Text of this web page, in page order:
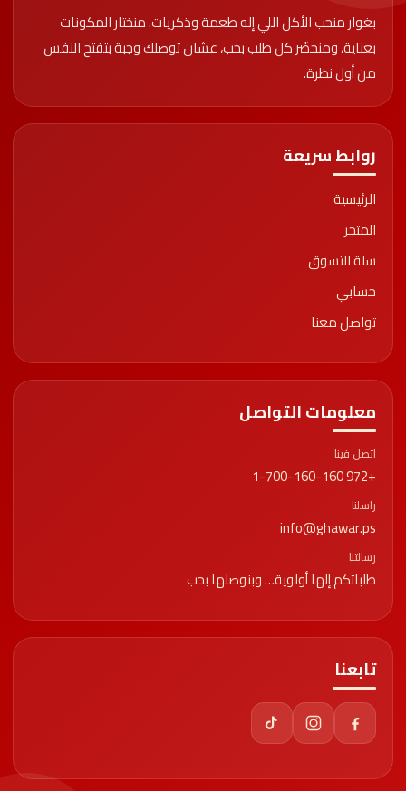
Start typing to see posts you are looking for.
بغوار منحب الأكل اللي إله طعمة وذكريات. منختار المكونات
بعناية، ومنحضّر كل طلب بحب، عشان توصلك وجبة بتفتح النفس
من أول نظرة.
روابط سريعة
الرئيسية
المتجر
سلة التسوق
حسابي
تواصل معنا
معلومات التواصل
اتصل فينا
+972 1-700-160-160
راسلنا
info@ghawar.ps
رسالتنا
طلباتكم إلها أولوية… وبنوصلها بحب
تابعنا